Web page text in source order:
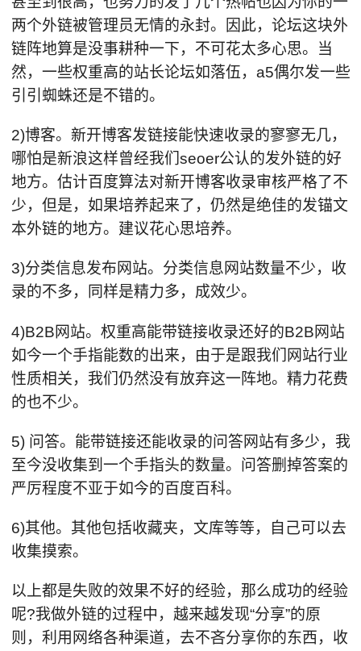
两个外链被管理员无情的永封。因此，论坛这块外
链阵地算是没事耕种一下，不可花太多心思。当
然，一些权重高的站长论坛如落伍，a5偶尔发一些
引引蜘蛛还是不错的。
2)博客。新开博客发链接能快速收录的寥寥无几，
哪怕是新浪这样曾经我们seoer公认的发外链的好
地方。估计百度算法对新开博客收录审核严格了不
少，但是，如果培养起来了，仍然是绝佳的发锚文
本外链的地方。建议花心思培养。
3)分类信息发布网站。分类信息网站数量不少，收
录的不多，同样是精力多，成效少。
4)B2B网站。权重高能带链接收录还好的B2B网站
如今一个手指能数的出来，由于是跟我们网站行业
性质相关，我们仍然没有放弃这一阵地。精力花费
的也不少。
5) 问答。能带链接还能收录的问答网站有多少，我
至今没收集到一个手指头的数量。问答删掉答案的
严厉程度不亚于如今的百度百科。
6)其他。其他包括收藏夹，文库等等，自己可以去
收集摸索。
以上都是失败的效果不好的经验，那么成功的经验
呢?我做外链的过程中，越来越发现“分享”的原
则，利用网络各种渠道，去不吝分享你的东西，收